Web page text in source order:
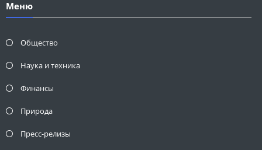
Меню
Общество
Наука и техника
Финансы
Природа
Пресс-релизы